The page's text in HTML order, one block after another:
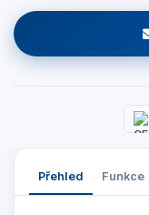
Přehled Funkce